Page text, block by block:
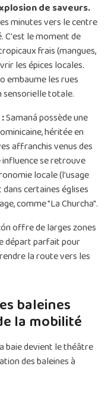
de saveurs.
minutes vers le centre
C'est le moment de
frais (mangues,
les épices locales.
embaume les rues
totale.
Samaná possède une
héritée en
affranchis venus des
influence se retrouve
locale (l'usage
certaines églises
comme "La Churcha".
offre de larges zones
départ parfait pour
la route vers les
baleines
la mobilité
baie devient le théâtre
des baleines à